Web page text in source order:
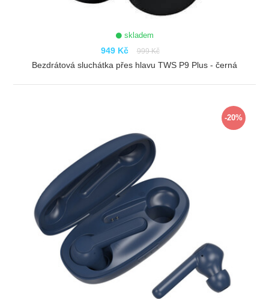
skladem
949 Kč 999 Kč
Bezdrátová sluchátka přes hlavu TWS P9 Plus - černá
-20%